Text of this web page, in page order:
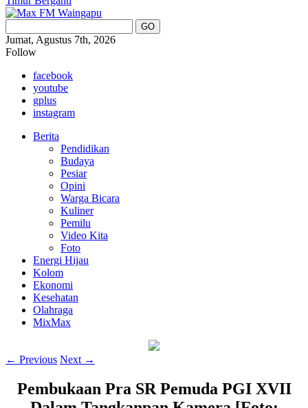
Jumat, Agustus 7th, 2026
Follow
facebook
youtube
gplus
instagram
Berita
Pendidikan
Budaya
Pesiar
Opini
Warga Bicara
Kuliner
Pemilu
Video Kita
Foto
Energi Hijau
Kolom
Ekonomi
Kesehatan
Olahraga
MixMax
← Previous Next →
Pembukaan Pra SR Pemuda PGI XVII